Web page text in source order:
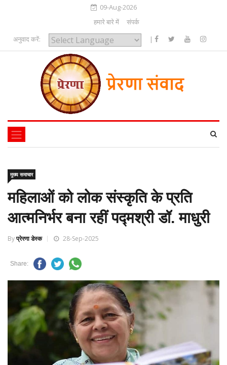
09-Aug-2026
हमारे बारे में
संपर्क
अनुवाद करें:
Powered by
|
मुख्य समाचार
महिलाओं को लोक संस्कृति के प्रति
आत्मनिर्भर बना रहीं पद्मश्री डॉ. माधुरी
Byप्रेरणा डेस्क 28-Sep-2025
Share: